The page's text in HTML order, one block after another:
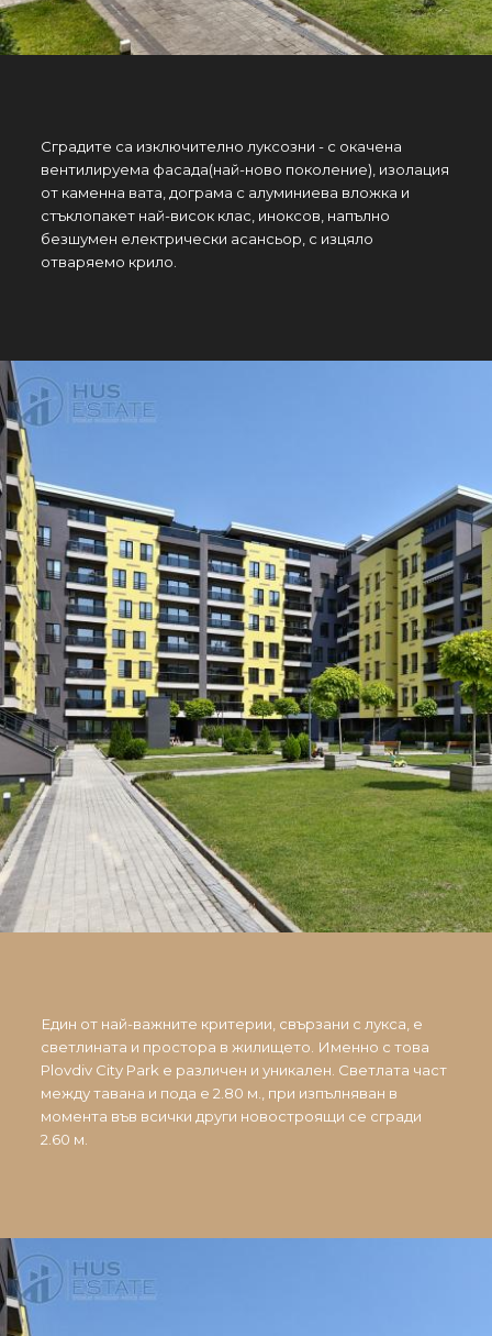
Сградите са изключително луксозни - с окачена
вентилируема фасада(най-ново поколение), изолация
от каменна вата, дограма с алуминиева вложка и
стъклопакет най-висок клас, иноксов, напълно
безшумен електрически асансьор, с изцяло
отваряемо крило.
Един от най-важните критерии, свързани с лукса, е
светлината и простора в жилището. Именно с това
Plovdiv City Park е различен и уникален. Светлата част
между тавана и пода е 2.80 м., при изпълняван в
момента във всички други новостроящи се сгради
2.60 м.